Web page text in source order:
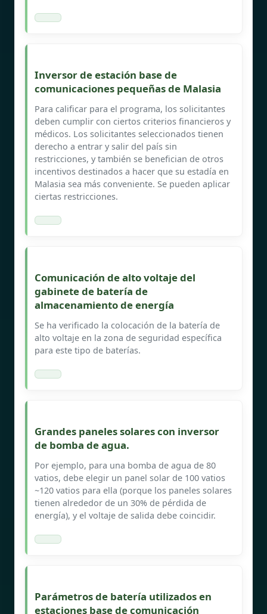
Inversor de estación base de
comunicaciones pequeñas de Malasia
Para calificar para el programa, los solicitantes
deben cumplir con ciertos criterios financieros y
médicos. Los solicitantes seleccionados tienen
derecho a entrar y salir del país sin
restricciones, y también se benefician de otros
incentivos destinados a hacer que su estadía en
Malasia sea más conveniente. Se pueden aplicar
ciertas restricciones.
Comunicación de alto voltaje del
gabinete de batería de
almacenamiento de energía
Se ha verificado la colocación de la batería de
alto voltaje en la zona de seguridad específica
para este tipo de baterías.
Grandes paneles solares con inversor
de bomba de agua.
Por ejemplo, para una bomba de agua de 80
vatios, debe elegir un panel solar de 100 vatios
~120 vatios para ella (porque los paneles solares
tienen alrededor de un 30% de pérdida de
energía), y el voltaje de salida debe coincidir.
Parámetros de batería utilizados en
estaciones base de comunicación